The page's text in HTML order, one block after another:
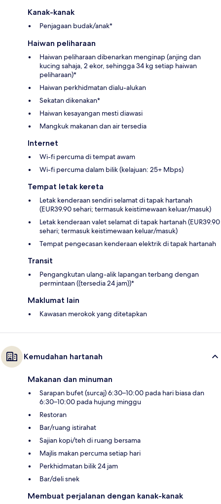
Kanak-kanak
Penjagaan budak/anak*
Haiwan peliharaan
Haiwan peliharaan dibenarkan menginap (anjing dan
kucing sahaja, 2 ekor, sehingga 34 kg setiap haiwan
peliharaan)*
Haiwan perkhidmatan dialu-alukan
Sekatan dikenakan*
Haiwan kesayangan mesti diawasi
Mangkuk makanan dan air tersedia
Internet
Wi-fi percuma di tempat awam
Wi-fi percuma dalam bilik (kelajuan: 25+ Mbps)
Tempat letak kereta
Letak kenderaan sendiri selamat di tapak hartanah
(EUR39.90 sehari; termasuk keistimewaan keluar/masuk)
Letak kenderaan valet selamat di tapak hartanah (EUR39.90
sehari; termasuk keistimewaan keluar/masuk)
Tempat pengecasan kenderaan elektrik di tapak hartanah
Transit
Pengangkutan ulang-alik lapangan terbang dengan
permintaan ((tersedia 24 jam))*
Maklumat lain
Kawasan merokok yang ditetapkan
Kemudahan hartanah
Makanan dan minuman
Sarapan bufet (surcaj) 6:30–10:00 pada hari biasa dan
6:30–10:00 pada hujung minggu
Restoran
Bar/ruang istirahat
Sajian kopi/teh di ruang bersama
Majlis makan percuma setiap hari
Perkhidmatan bilik 24 jam
Bar/deli snek
Membuat perjalanan dengan kanak-kanak